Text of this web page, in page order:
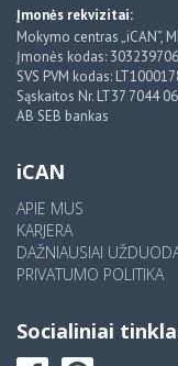
Įmonės rekvizitai:
Mokymo centras „iCAN”,
Įmonės kodas: 303239706
SVS PVM kodas:
Sąskaitos Nr. LT37 7044
AB SEB bankas
iCAN
APIE MUS
KARJERA
DAŽNIAUSIAI
PRIVATUMO POLITIKA
Socialiniai